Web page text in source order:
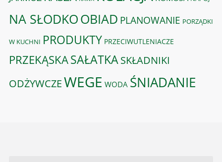
NA SŁODKOOBIAD PLANOWANIE PORZĄDKI
W KUCHNI PRODUKTY PRZECIWUTLENIACZE
PRZEKĄSKASAŁATKASKŁADNIKI
ODŻYWCZEWEGE WODA ŚNIADANIE